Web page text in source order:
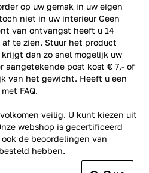
op uw gemak in uw eigen
niet in uw interieur Geen
van ontvangst heeft u 14
te zien. Stuur het product
dan zo snel mogelijk uw
aangetekende post kost € 7,- of
van het gewicht. Heeft u een
FAQ.
veilig. U kunt kiezen uit
webshop is gecertificeerd
de beoordelingen van
hebben.